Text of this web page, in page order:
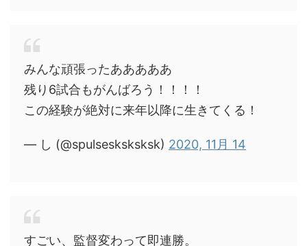
みんな頑張ったあああああ
残り6試合もがんばろう！！！！
この経験が絶対に来年以降に生きてくる！
— し (@spulsesksksksk) 2020, 11月 14
すごい、監督変わって即連勝。